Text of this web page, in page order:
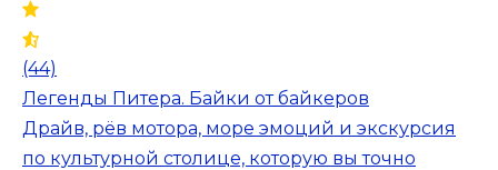
(44)
Легенды Питера. Байки от байкеров
Драйв, рёв мотора, море эмоций и экскурсия
по культурной столице, которую вы точно